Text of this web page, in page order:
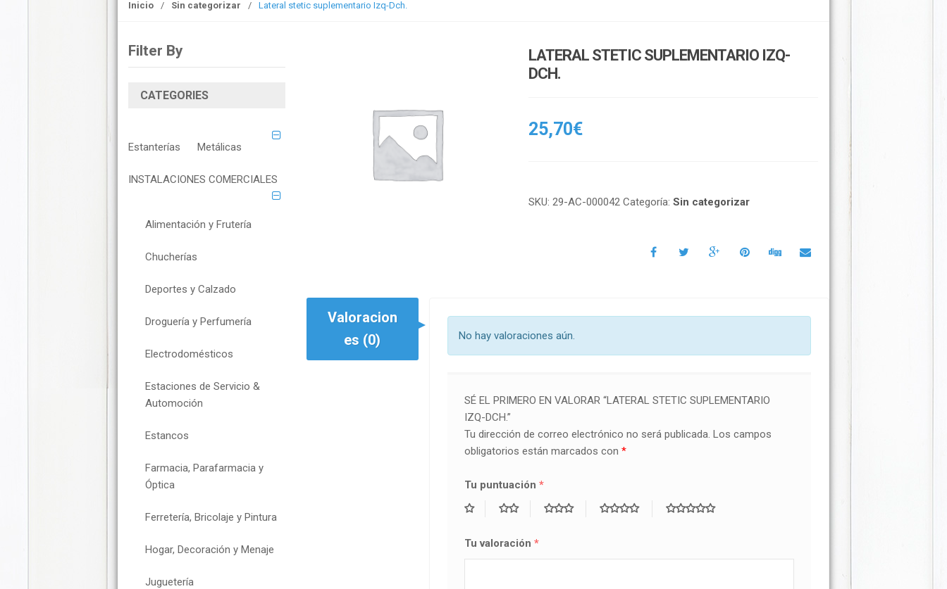
Inicio / Sin categorizar / Lateral stetic suplementario Izq-Dch.
LATERAL STETIC SUPLEMENTARIO IZQ-
DCH.
25,70€
SKU:29-AC-000042 Categoría:Sin categorizar
Valoracion
es (0)
No hay valoraciones aún.
SÉ EL PRIMERO EN VALORAR “LATERAL STETIC SUPLEMENTARIO
IZQ-DCH.”
Tu dirección de correo electrónico no será publicada. Los campos
obligatorios están marcados con*
Tu puntuación*
Tu valoración*
Filter By
CATEGORIES
Estanterías Metálicas
INSTALACIONES COMERCIALES
Alimentación y Frutería
Chucherías
Deportes y Calzado
Droguería y Perfumería
Electrodomésticos
Estaciones de Servicio &
Automoción
Estancos
Farmacia, Parafarmacia y
Óptica
Ferretería, Bricolaje y Pintura
Hogar, Decoración y Menaje
Juguetería